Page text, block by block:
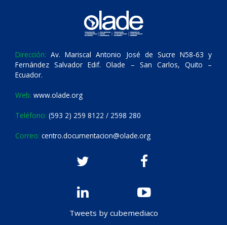
Dirección: Av. Mariscal Antonio José de Sucre N58-63 y
Fernández Salvador Edif. Olade – San Carlos, Quito –
Ecuador.
Web: www.olade.org
Teléfono: (593 2) 259 8122 / 2598 280
Correo: centro.documentacion@olade.org
Tweets by cubemediaco